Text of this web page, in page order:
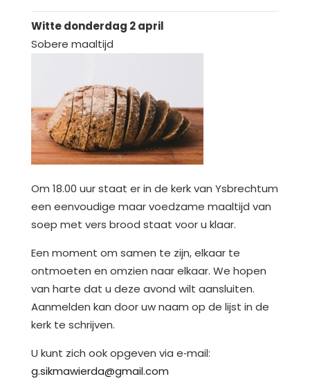
Witte donderdag 2 april
Sobere maaltijd
Om 18.00 uur staat er in de kerk van Ysbrechtum
een eenvoudige maar voedzame maaltijd van
soep met vers brood staat voor u klaar.
Een moment om samen te zijn, elkaar te
ontmoeten en omzien naar elkaar. We hopen
van harte dat u deze avond wilt aansluiten.
Aanmelden kan door uw naam op de lijst in de
kerk te schrijven.
U kunt zich ook opgeven via e‑mail:
g.sikmawierda@gmail.com